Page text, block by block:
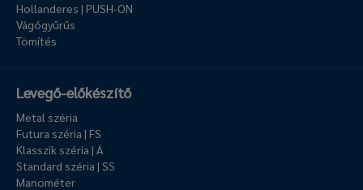
Hollanderes | PUSH-ON
Vágógyűrűs
Tömítés
Levegő-előkészítő
Metal széria
Futura széria | FS
Klasszik széria | A
Standard széria | SS
Manométer